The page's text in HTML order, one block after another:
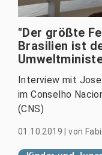
"Der größte
Brasilien ist
Interview mit
im Conselho
(CNS)
01.10.2019 |von